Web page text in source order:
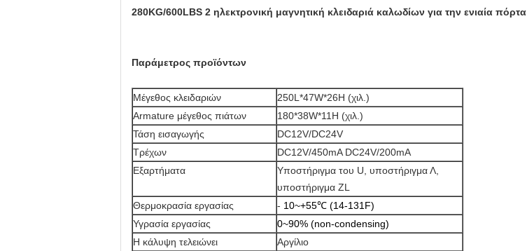
280KG/600LBS 2 ηλεκτρονική μαγνητική κλειδαριά καλωδίων για την ενιαία πόρτα
Παράμετρος προϊόντων
Μέγεθος κλειδαριών
250L*47W*26H (χιλ.)
Armature μέγεθος πιάτων
180*38W*11H (χιλ.)
Τάση εισαγωγής
DC12V/DC24V
Τρέχων
DC12V/450mA DC24V/200mA
Εξαρτήματα
Υποστήριγμα του U, υποστήριγμα Λ,
υποστήριγμα ZL
Θερμοκρασία εργασίας
- 10~+55℃ (14-131F)
Υγρασία εργασίας
0~90% (non-condensing)
Η κάλυψη τελειώνει
Αργίλιο